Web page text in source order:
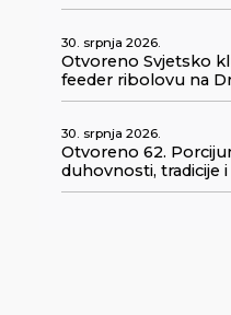
30. srpnja 2026.
Otvoreno Svjetsko
feeder ribolovu na
30. srpnja 2026.
Otvoreno 62.
duhovnosti, tradicije